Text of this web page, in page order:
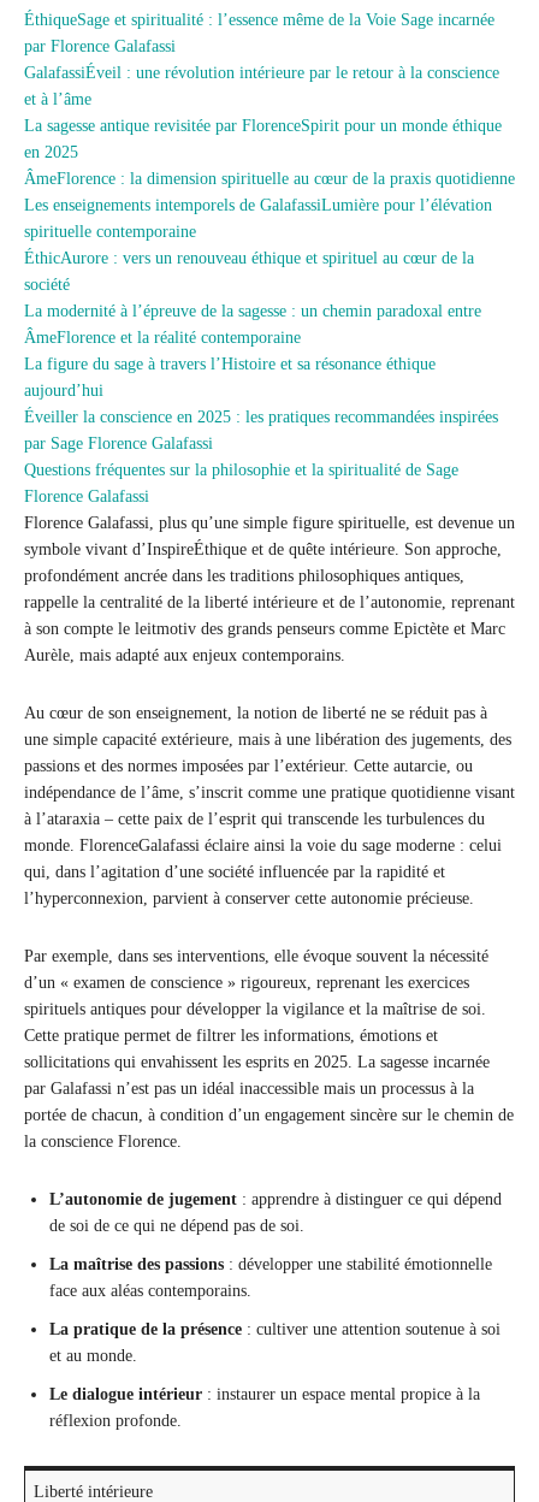
ÉthiqueSage et spiritualité : l’essence même de la Voie Sage incarnée
par Florence Galafassi
GalafassiÉveil : une révolution intérieure par le retour à la conscience
et à l’âme
La sagesse antique revisitée par FlorenceSpirit pour un monde éthique
en 2025
ÂmeFlorence : la dimension spirituelle au cœur de la praxis quotidienne
Les enseignements intemporels de GalafassiLumière pour l’élévation
spirituelle contemporaine
ÉthicAurore : vers un renouveau éthique et spirituel au cœur de la
société
La modernité à l’épreuve de la sagesse : un chemin paradoxal entre
ÂmeFlorence et la réalité contemporaine
La figure du sage à travers l’Histoire et sa résonance éthique
aujourd’hui
Éveiller la conscience en 2025 : les pratiques recommandées inspirées
par Sage Florence Galafassi
Questions fréquentes sur la philosophie et la spiritualité de Sage
Florence Galafassi
Florence Galafassi, plus qu’une simple figure spirituelle, est devenue un
symbole vivant d’InspireÉthique et de quête intérieure. Son approche,
profondément ancrée dans les traditions philosophiques antiques,
rappelle la centralité de la liberté intérieure et de l’autonomie, reprenant
à son compte le leitmotiv des grands penseurs comme Epictète et Marc
Aurèle, mais adapté aux enjeux contemporains.
Au cœur de son enseignement, la notion de liberté ne se réduit pas à
une simple capacité extérieure, mais à une libération des jugements, des
passions et des normes imposées par l’extérieur. Cette autarcie, ou
indépendance de l’âme, s’inscrit comme une pratique quotidienne visant
à l’ataraxia – cette paix de l’esprit qui transcende les turbulences du
monde. FlorenceGalafassi éclaire ainsi la voie du sage moderne : celui
qui, dans l’agitation d’une société influencée par la rapidité et
l’hyperconnexion, parvient à conserver cette autonomie précieuse.
Par exemple, dans ses interventions, elle évoque souvent la nécessité
d’un « examen de conscience » rigoureux, reprenant les exercices
spirituels antiques pour développer la vigilance et la maîtrise de soi.
Cette pratique permet de filtrer les informations, émotions et
sollicitations qui envahissent les esprits en 2025. La sagesse incarnée
par Galafassi n’est pas un idéal inaccessible mais un processus à la
portée de chacun, à condition d’un engagement sincère sur le chemin de
la conscience Florence.
L’autonomie de jugement : apprendre à distinguer ce qui dépend
de soi de ce qui ne dépend pas de soi.
La maîtrise des passions : développer une stabilité émotionnelle
face aux aléas contemporains.
La pratique de la présence : cultiver une attention soutenue à soi
et au monde.
Le dialogue intérieur : instaurer un espace mental propice à la
réflexion profonde.
Liberté intérieure